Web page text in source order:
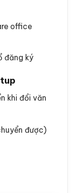
office
đăng ký
khi đổi văn
được)